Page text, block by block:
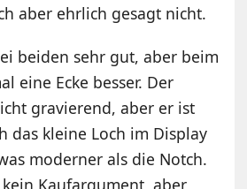
aber ehrlich gesagt nicht.
beiden sehr gut, aber beim
eine Ecke besser. Der
gravierend, aber er ist
das kleine Loch im Display
moderner als die Notch.
Kaufargument, aber